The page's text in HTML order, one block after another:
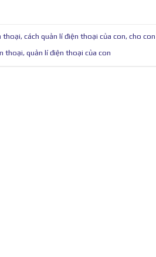
thoại, cách quản lí điện thoại của con, cho
thoại, quản lí điện thoại của con